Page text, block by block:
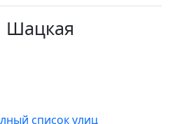
Шацкая
список улиц